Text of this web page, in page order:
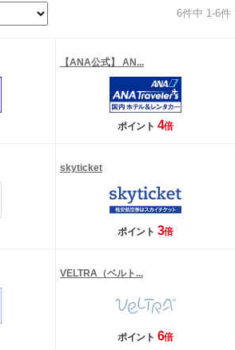
6件中 1-6件
【ANA公式】 AN...
ポイント 4倍
skyticket
ポイント 3倍
VELTRA（ベルト...
ポイント 6倍